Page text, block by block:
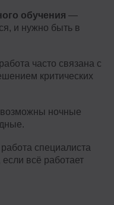
обучения —
и нужно быть в
часто связана с
критических
ночные
специалиста
если всё работает